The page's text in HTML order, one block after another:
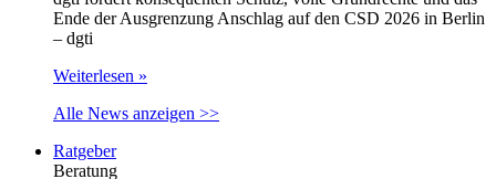
Ende der Ausgrenzung Anschlag auf den CSD 2026 in Berlin
– dgti
Weiterlesen »
Alle News anzeigen >>
Ratgeber
Beratung